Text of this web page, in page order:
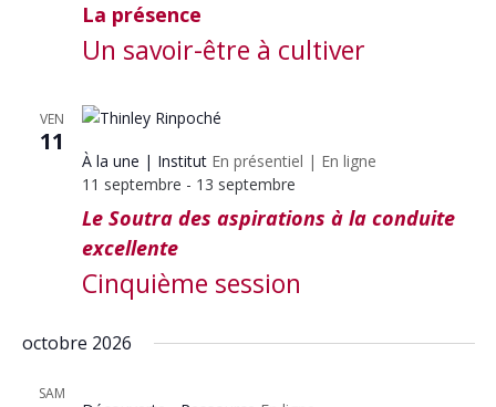
La présence
Un savoir-être à cultiver
VEN
11
À la une Institut En présentiel | En ligne
11 septembre - 13 septembre
Le Soutra des aspirations à la conduite
excellente
Cinquième session
octobre 2026
SAM